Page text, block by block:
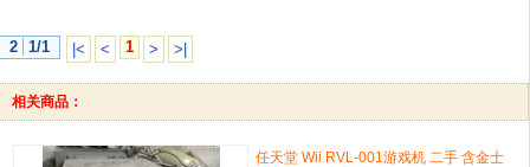
2 1/1 |< < 1 > >|
相关商品：
任天堂 Wii RVL-001游戏机 二手 含金士